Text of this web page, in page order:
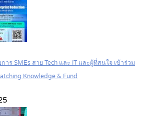
าร SMEs สาย Tech และ IT และผู้ที่สนใจ เข้าร่วม
Knowledge & Fund